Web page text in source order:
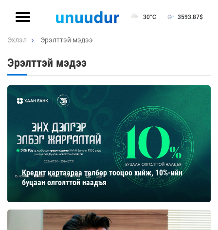
30°C 3593.87$
Эхлэл Эрэлттэй мэдээ
Эрэлттэй мэдээ
Кредит картаараа төлбөр тооцоо хийж, 10%-ийн
буцаан олголттой наадъя